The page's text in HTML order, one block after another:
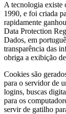
A tecnologia existe
1990, e foi criada
rapidamente
Data Protection
Dados, em
transparência das
obriga a exibição
Cookies são
para o servidor de
logins, buscas
para os
servir de gatilho